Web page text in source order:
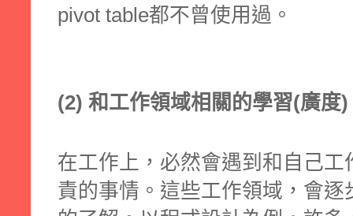
pivot table都不曾使用過。
(2) 和工作領域相關的學習(廣度)
在工作上，必然會遇到和自己
責的事情。這些工作領域，會